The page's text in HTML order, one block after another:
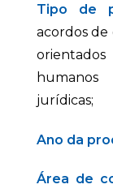
Tipo de
acordos de
jurídicas;
Ano da
Área de